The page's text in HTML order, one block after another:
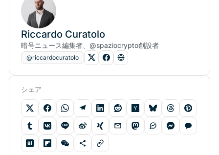
Riccardo Curatolo
暗号ニュース編集者、@spaziocrypto創設者
@riccardocuratolo
シェア